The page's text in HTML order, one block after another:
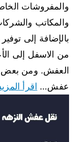
والمفروشات
والمكاتب
بالإضافة إلى
من الاسفل إلى
العفش. ومن بعض
عفش… اقرأ